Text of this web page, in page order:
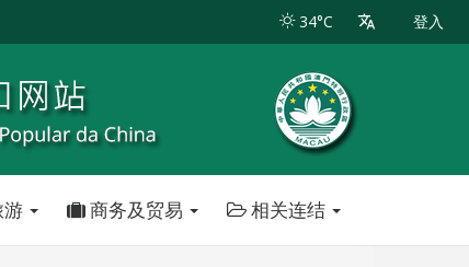
34°C 登入
商务及贸易 相关连结